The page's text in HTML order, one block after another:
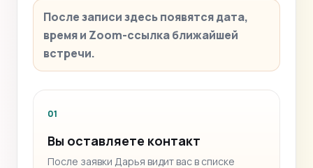
После записи здесь появятся дата,
время и Zoom-ссылка ближайшей
встречи.
01
Вы оставляете контакт
После заявки Дарья видит вас в списке